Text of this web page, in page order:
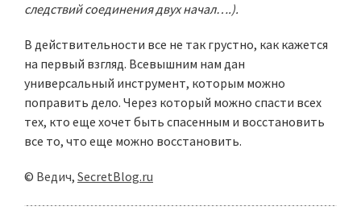
следствий соединения двух начал….).
В действительности все не так грустно, как кажется
на первый взгляд. Всевышним нам дан
универсальный инструмент, которым можно
поправить дело. Через который можно спасти всех
тех, кто еще хочет быть спасенным и восстановить
все то, что еще можно восстановить.
© Ведич, SecretBlog.ru